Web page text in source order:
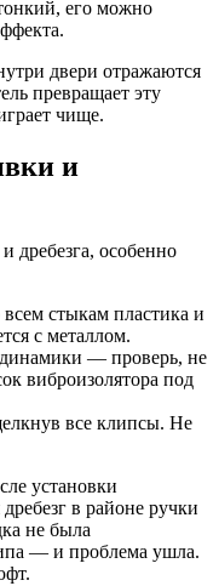
его можно
двери отражаются
превращает эту
чище.
и
особенно
стыкам пластика и
с металлом.
— проверь, не
виброизолятора под
все клипсы. Не
установки
в районе ручки
не была
— и проблема ушла.